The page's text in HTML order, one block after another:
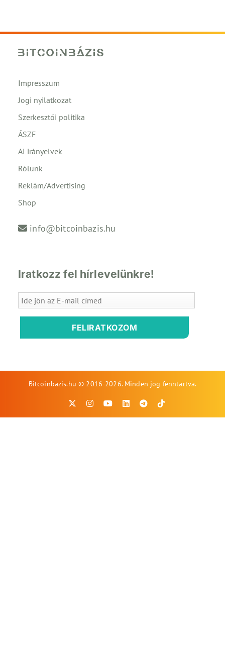
Impresszum
Jogi nyilatkozat
Szerkesztői politika
ÁSZF
AI irányelvek
Rólunk
Reklám/Advertising
Shop
info@bitcoinbazis.hu
Iratkozz fel hírlevelünkre!
FELIRATKOZOM
Bitcoinbazis.hu © 2016-2026. Minden jog fenntartva.